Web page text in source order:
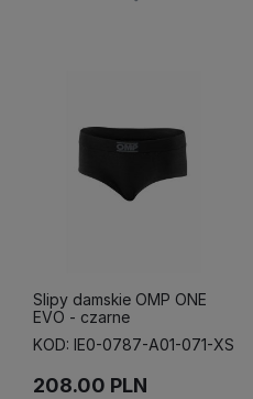
Slipy damskie OMP ONE
EVO - czarne
KOD: IE0-0787-A01-071-XS
208.00 PLN